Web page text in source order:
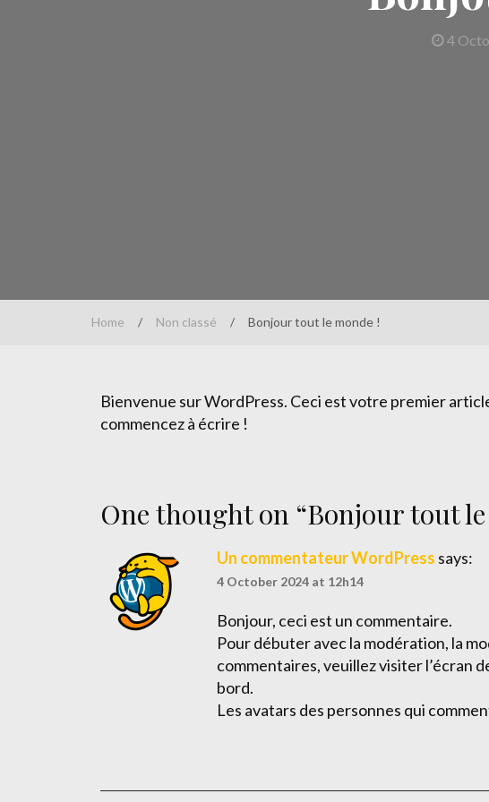
4
Home / Non classé / Bonjour tout le monde !
Bienvenue sur WordPress. Ceci est votre premier
commencez à écrire !
One thought on “Bonjour tout
Un commentateur WordPress says:
4 October 2024 at 12h14
Bonjour, ceci est un commentaire.
Pour débuter avec la modération, la
commentaires, veuillez visiter l’écran
bord.
Les avatars des personnes qui